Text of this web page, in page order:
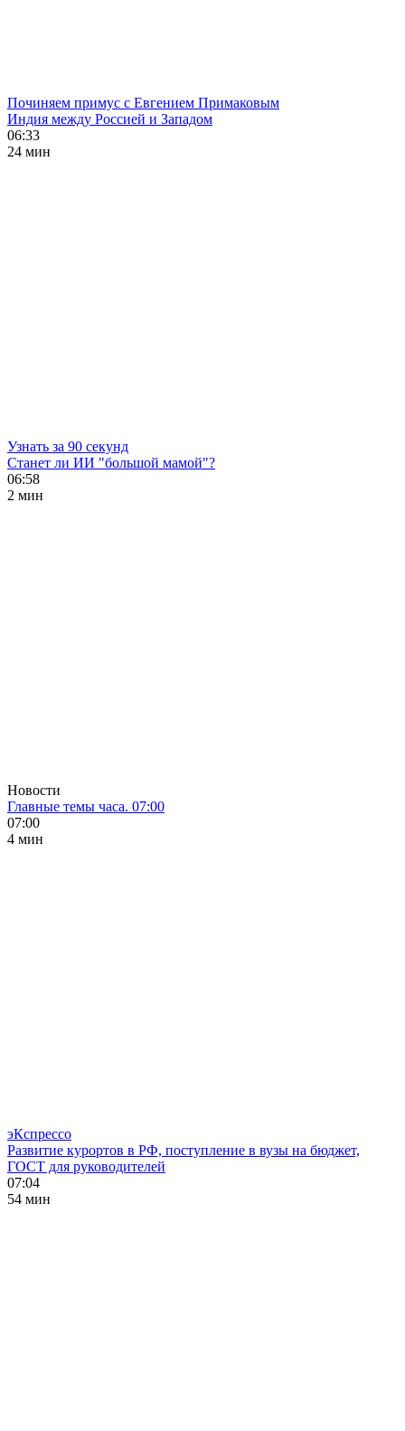
Починяем примус с Евгением Примаковым
Индия между Россией и Западом
06:33
24 мин
Узнать за 90 секунд
Станет ли ИИ "большой мамой"?
06:58
2 мин
Новости
Главные темы часа. 07:00
07:00
4 мин
эКспрессо
Развитие курортов в РФ, поступление в вузы на бюджет,
ГОСТ для руководителей
07:04
54 мин